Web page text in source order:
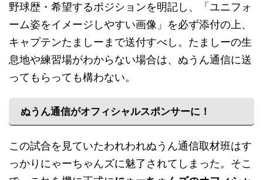
野球歴・希望するポジションを明記し、「ユニフォ
ーム姿をイメージしやすい画像」を必ず添付の上、
キャプテンたましーまで送付すべし。たましーの生
息地や練習場がわからない場合は、ぬうん通信に送
ってもらっても構わない。
ぬうん通信がオフィシャルスポンサーに！
この試合を見ていたわれわれぬうん通信取材班はす
っかりにゃーちゃんズに魅了されてしまった。そこ